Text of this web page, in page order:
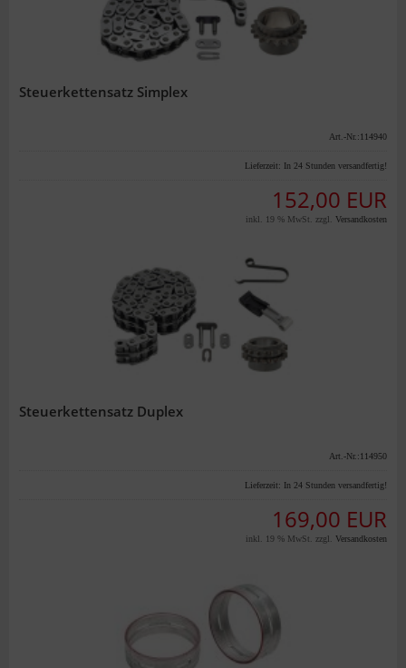
Steuerkettensatz Simplex
Art.-Nr.:114940
Lieferzeit: In 24 Stunden versandfertig!
152,00 EUR
inkl. 19 % MwSt. zzgl. Versandkosten
Steuerkettensatz Duplex
Art.-Nr.:114950
Lieferzeit: In 24 Stunden versandfertig!
169,00 EUR
inkl. 19 % MwSt. zzgl. Versandkosten